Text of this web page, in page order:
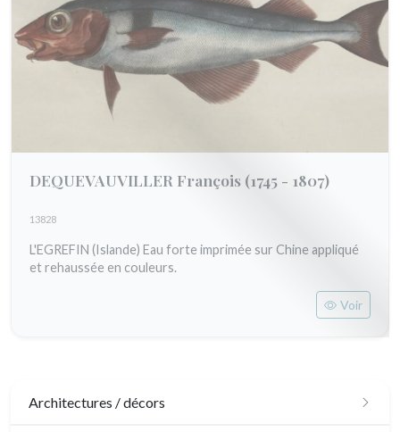
DEQUEVAUVILLER François (1745 - 1807)
13828
L'EGREFIN (Islande) Eau forte imprimée sur Chine appliqué
et rehaussée en couleurs.
Voir
Architectures / décors